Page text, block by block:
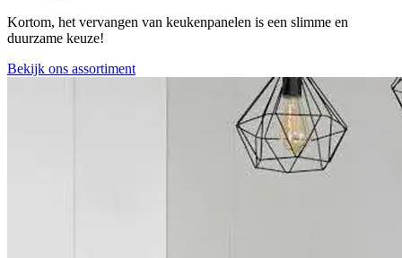
Kortom, het vervangen van keukenpanelen is een slimme en
duurzame keuze!
Bekijk ons assortiment